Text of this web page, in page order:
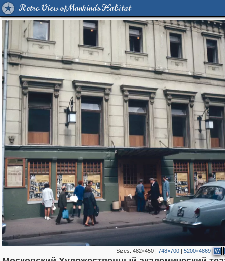
Retro View of Mankind's Habitat
Sizes:482×450 |748×700 |5200×4869 W